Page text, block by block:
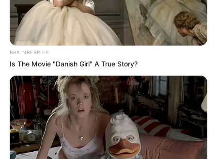
BRAINBERRIES
Is The Movie "Danish Girl" A True Story?